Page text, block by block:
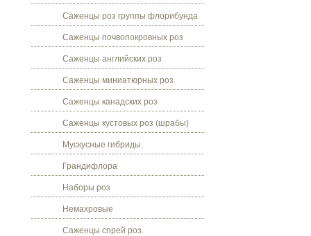
Саженцы роз группы флорибунда
Саженцы почвопокровных роз
Саженцы английских роз
Саженцы миниатюрных роз
Саженцы канадских роз
Саженцы кустовых роз (шрабы)
Мускусные гибриды.
Грандифлора
Наборы роз
Немахровые
Саженцы спрей роз.